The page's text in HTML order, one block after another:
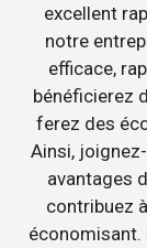
excellent
notre
efficace,
bénéficierez
ferez des
Ainsi,
avantages
contribuez
économisant.